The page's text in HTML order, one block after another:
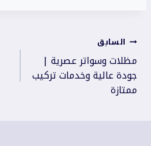
تصفّح
المقالات
السابق
مظلات وسواتر عصرية |
جودة عالية وخدمات تركيب
ممتازة